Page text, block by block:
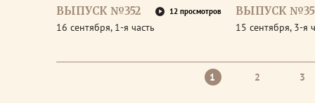
ВЫПУСК №352 12 просмотров
16 сентября, 1-я часть
ВЫПУСК
15 сентября, 3-я
1 2 3